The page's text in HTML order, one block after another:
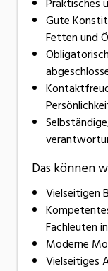
Gute
Fetten und
Das können
Vielseitigen
Fachleuten
Moderne
Vielseitiges